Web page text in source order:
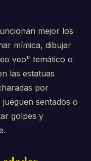
mejor los
mímica, dibujar
veo" temático o
las estatuas
por
jueguen sentados o
golpes y